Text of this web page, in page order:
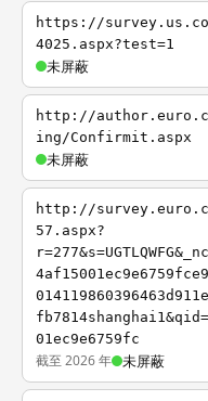
https://
4025.aspx?test=1
未屏蔽
http://
ing/Confirmit.aspx
未屏蔽
http://
57.aspx?
01ec9e6759fc
截至 2026 年 未屏蔽